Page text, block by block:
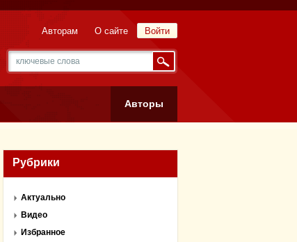
Войти
Авторам О сайте
Авторы
Рубрики
Актуально
Видео
Избранное